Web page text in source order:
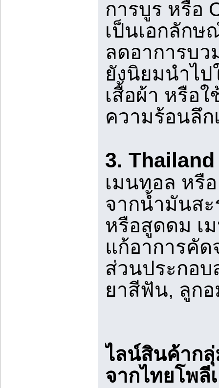
การบูร หรือ
เป็นเอกลัก
ลดอาการบว
ยังนิยมนำไ
เสื้อผ้า หรือ
ความร้อนลึ
3.
เมนทอล หรื
จากน้ำมันส
หรือสูดดม เ
แก้อาการคัด
ส่วนประกอบ
ยาสีฟัน, ลูก
ไลน์สินค้ากลุ่
จากไทยโพลี